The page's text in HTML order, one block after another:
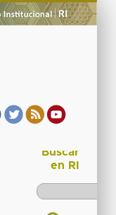
Buscar
en RI